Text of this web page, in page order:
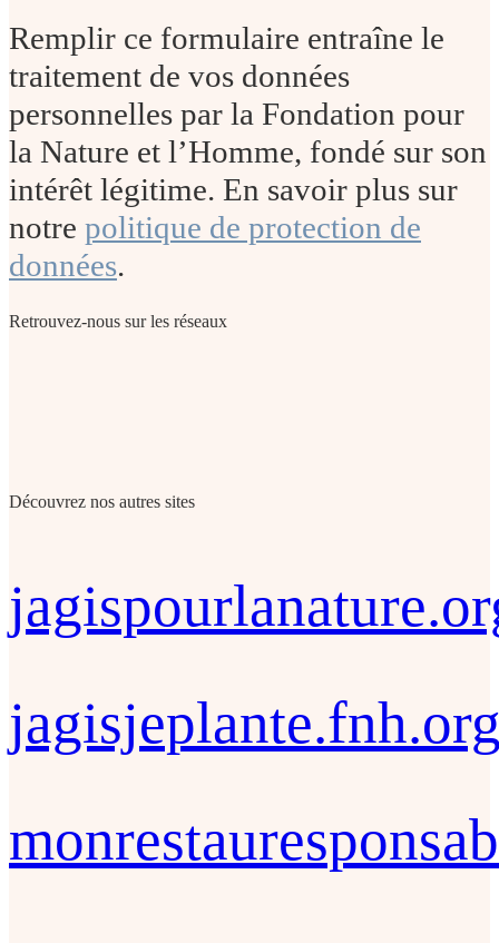
Remplir ce formulaire entraîne le
traitement de vos données
personnelles par la Fondation pour
la Nature et l’Homme, fondé sur son
intérêt légitime. En savoir plus sur
notre politique de protection de
données.
Retrouvez-nous sur les réseaux
Découvrez nos autres sites